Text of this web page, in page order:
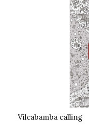
Vilcabamba calling